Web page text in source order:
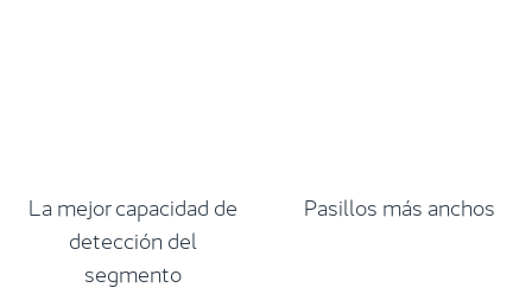
La mejor capacidad de
detección del
segmento
Pasillos más anchos